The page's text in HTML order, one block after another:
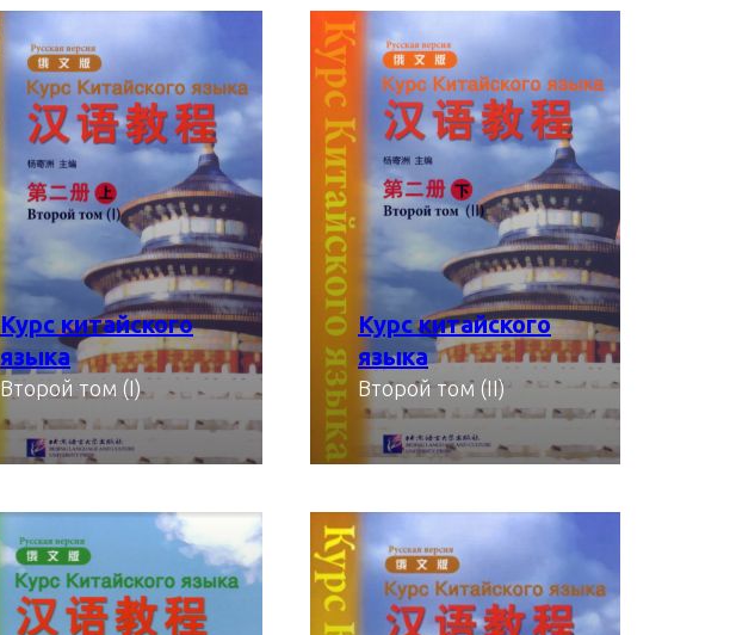
Курс китайского
языка
Второй том (I)
Курс китайского
языка
Второй том (II)